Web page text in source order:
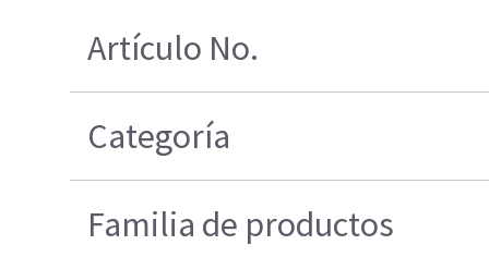
Artículo No.
Categoría
Familia de productos